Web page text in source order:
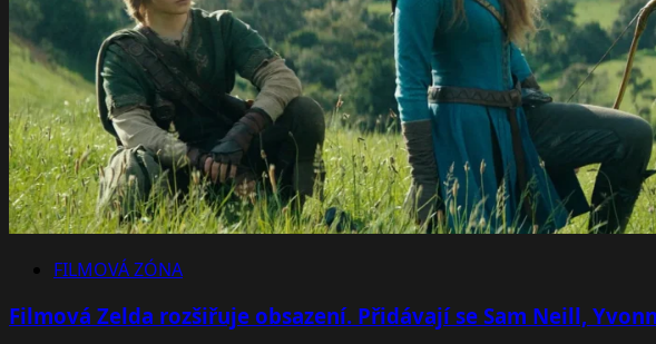
FILMOVÁ ZÓNA
Filmová Zelda rozšiřuje obsazení. Přidávají se Sam Neill,